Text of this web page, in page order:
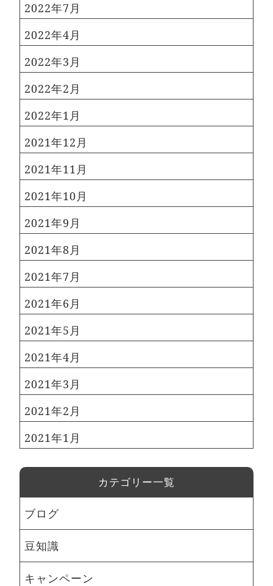
2022年7月
2022年4月
2022年3月
2022年2月
2022年1月
2021年12月
2021年11月
2021年10月
2021年9月
2021年8月
2021年7月
2021年6月
2021年5月
2021年4月
2021年3月
2021年2月
2021年1月
カテゴリー一覧
ブログ
豆知識
キャンペーン